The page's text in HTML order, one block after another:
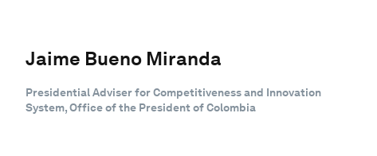
Jaime Bueno Miranda
Presidential Adviser for Competitiveness and Innovation
System, Office of the President of Colombia